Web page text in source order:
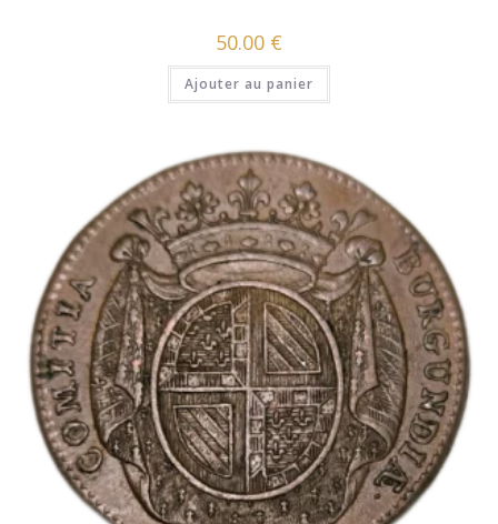
50.00 €
Ajouter au panier